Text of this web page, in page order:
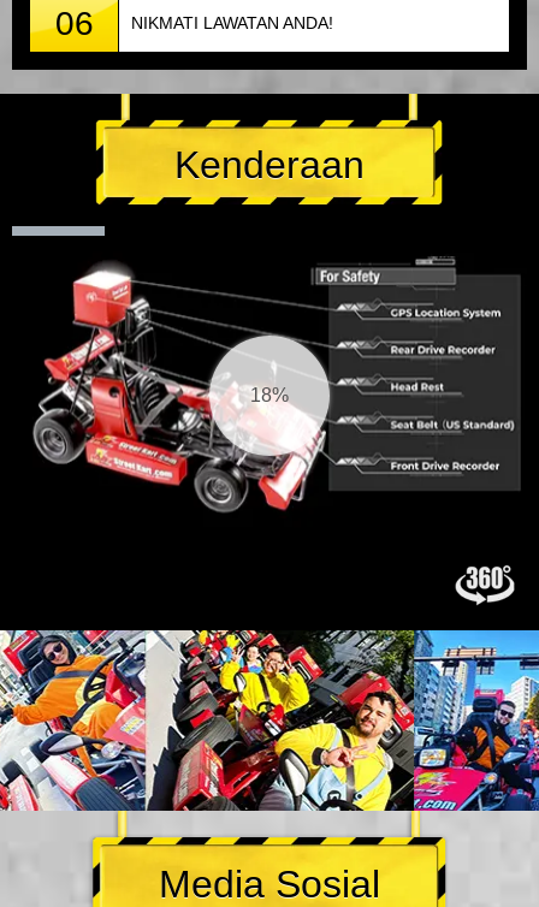
06 NIKMATI LAWATAN ANDA!
Kenderaan
19%
Media Sosial